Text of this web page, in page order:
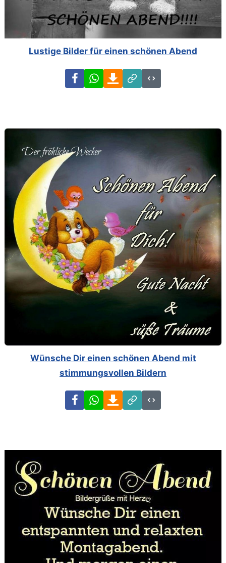
Lustige Bilder für einen schönen Abend
FacebookWhatsAppDownload
Link
Code
Wünsche Dir einen schönen Abend mit
stimmungsvollen Bildern
FacebookWhatsAppDownload
Link
Code